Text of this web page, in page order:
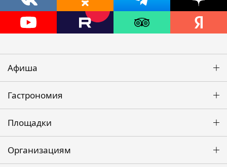
Афиша
Гастрономия
Площадки
Организациям